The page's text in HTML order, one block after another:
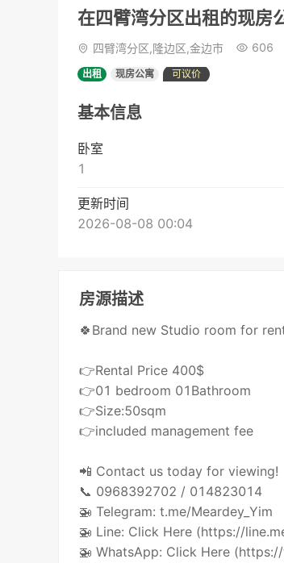
在四臂湾分区出租的现房
四臂湾分区,隆边区,金边市 606
出租 现房公寓 可议价
基本信息
卧室
1
更新时间
2026-08-08 00:04
房源描述
🍀Brand new Studio room for
👉Rental Price 400$
👉01 bedroom 01Bathroom
👉Size:50sqm
👉included management fee
📲 Contact us today for viewing!
📞 0968392702 / 014823014
🚁 Telegram: t.me/Meardey_Yim
🚁 Line: Click Here (https://
🚁 WhatsApp: Click Here